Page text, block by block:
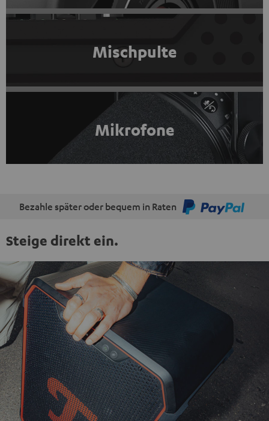
Mischpulte
Mikrofone
Bezahle später oder bequem in Raten
Steige direkt ein.